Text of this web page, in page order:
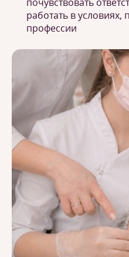
работать в
профессии